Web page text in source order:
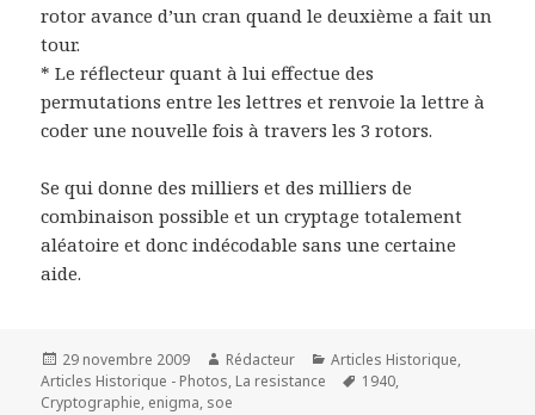
rotor avance d’un cran quand le deuxième a fait un
tour.
* Le réflecteur quant à lui effectue des
permutations entre les lettres et renvoie la lettre à
coder une nouvelle fois à travers les 3 rotors.
Se qui donne des milliers et des milliers de
combinaison possible et un cryptage totalement
aléatoire et donc indécodable sans une certaine
aide.
Publié
le
29 novembre 2009 Auteur
Rédacteur Catégories
Articles Historique,
Articles Historique - Photos, La resistance
Mots-
1940,
Cryptographie, enigma, soe